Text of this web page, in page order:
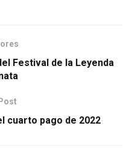
Festival de la Leyenda
cuarto pago de 2022